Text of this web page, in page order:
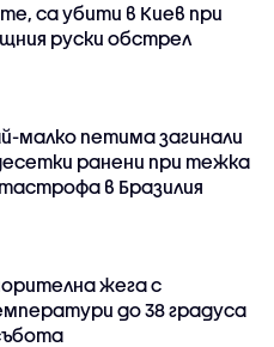
са убити в Киев при
руски обстрел
малко петима загинали
ранени при тежка
в Бразилия
жега с
до 38 градуса